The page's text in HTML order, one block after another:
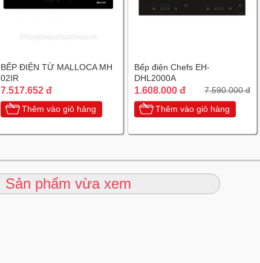
BẾP ĐIỆN TỪ MALLOCA MH
02IR
7.517.652 đ
Thêm vào giỏ hàng
Bếp điện Chefs EH-
DHL2000A
1.608.000 đ 7.590.000 đ
Thêm vào giỏ hàng
Sản phẩm vừa xem